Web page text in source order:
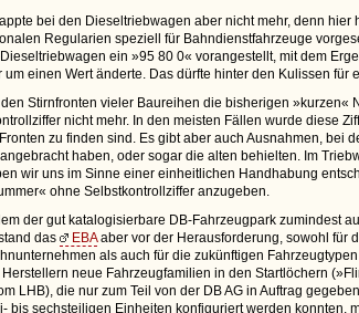
bei den Dieseltriebwagen aber nicht mehr, denn
Regularien speziell für Bahndienstfahrzeuge
ein »95 80 0« vorangestellt, mit dem
um einen Wert änderte. Das dürfte hinter den Kulissen
den Stirnfronten vieler Baureihen die bisherigen
nicht mehr. In den meisten Fällen wurde diese
zu finden sind. Es gibt aber auch Ausnahmen, bei
haben, oder sogar die alten behielten. Im
wir uns im Sinne einer einheitlichen Handhabung
ohne Selbstkontrollziffer anzugeben.
der gut katalogisierbare DB-Fahrzeugpark zumindest
das
EBAaber vor der Herausforderung, sowohl für
als auch für die zukünftigen
neue Fahrzeugfamilien in den Startlöchern
LHB), die nur zum Teil von der DB AG in Auftrag
bis sechsteiligen Einheiten konfiguriert werden konnten,